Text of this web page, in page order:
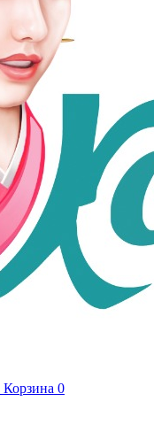
Корзина 0